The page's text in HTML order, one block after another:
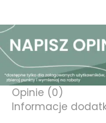
Opinie (0)
Informacje